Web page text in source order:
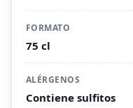
FORMATO
75 cl
ALÉRGENOS
Contiene sulfitos